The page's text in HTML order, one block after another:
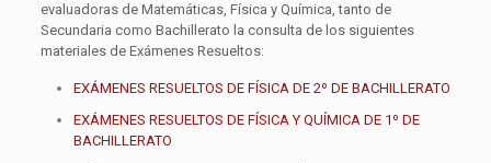
evaluadoras de Matemáticas, Física y Química, tanto de
Secundaria como Bachillerato la consulta de los siguientes
materiales de Exámenes Resueltos:
EXÁMENES RESUELTOS DE FÍSICA DE 2º DE BACHILLERATO
EXÁMENES RESUELTOS DE FÍSICA Y QUÍMICA DE 1º DE
BACHILLERATO